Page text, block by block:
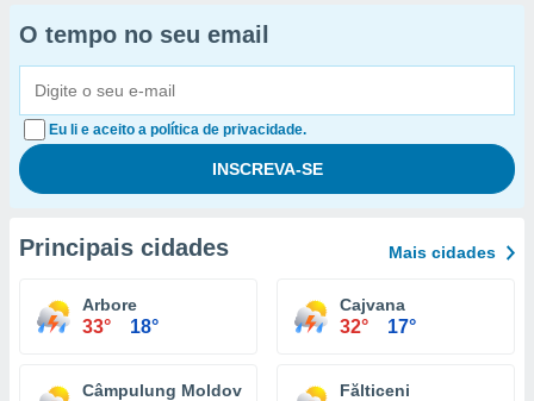
O tempo no seu email
Eu li e aceito a política de privacidade.
Principais cidades Mais cidades
Arbore
33° 18°
Cajvana
32° 17°
Câmpulung Moldovenesc Fălticeni